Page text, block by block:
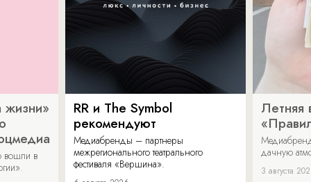
жизни»
вошли в
RR и The Symbol
рекомендуют
Медиабренды – партнеры
межрегионального театрального
фестиваля «Вершина».
Летняя
дачную
3 августа